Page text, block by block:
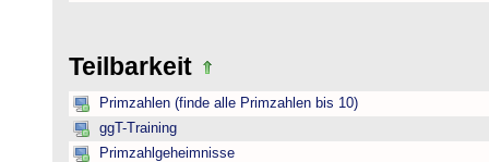
Teilbarkeit
Primzahlen (finde alle Primzahlen bis 10)
ggT-Training
Primzahlgeheimnisse